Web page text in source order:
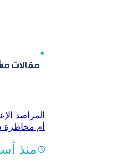
مقالات
المراصد
أم مخاطرة
منذ